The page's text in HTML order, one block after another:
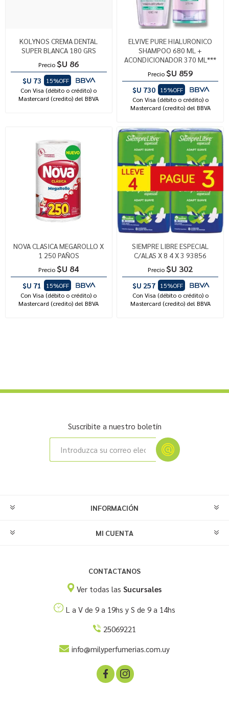
KOLYNOS CREMA DENTAL
SUPER BLANCA 180 GRS
Precio $U 86
$U 73
15%OFF
Con Visa (débito o crédito) o
Mastercard (credito) del BBVA
ELVIVE PURE HIALURONICO
SHAMPOO 680 ML +
ACONDICIONADOR 370 ML***
Precio $U 859
$U 730
15%OFF
Con Visa (débito o crédito) o
Mastercard (credito) del BBVA
NOVA CLASICA MEGAROLLO X
1 250 PAÑOS
Precio $U 84
$U 71
15%OFF
Con Visa (débito o crédito) o
Mastercard (credito) del BBVA
SIEMPRE LIBRE ESPECIAL
C/ALAS X 8 4 X 3 93856
Precio $U 302
$U 257
15%OFF
Con Visa (débito o crédito) o
Mastercard (credito) del BBVA
Suscribite a nuestro boletín
INFORMACIÓN
MI CUENTA
CONTACTANOS
Ver todas las Sucursales
L a V de 9 a 19hs y S de 9 a 14hs
25069221
info@milyperfumerias.com.uy